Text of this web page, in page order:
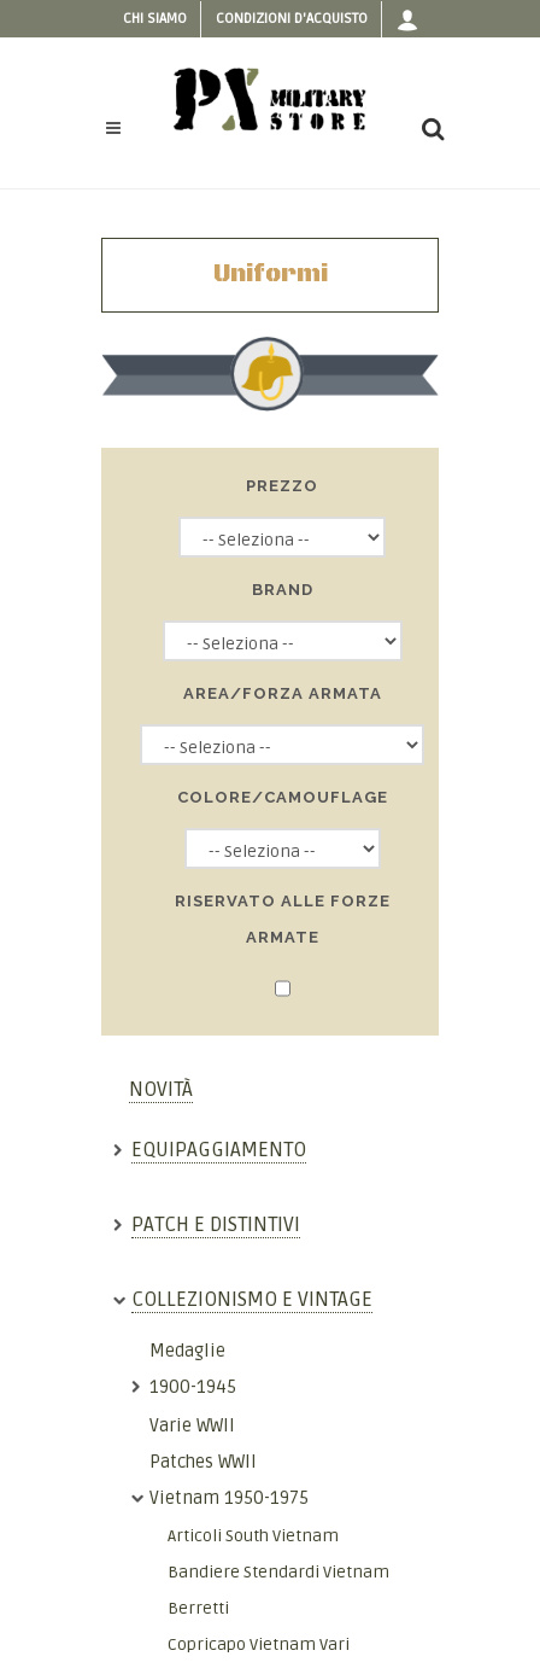
CHI SIAMO CONDIZIONI D'ACQUISTO
Uniformi
PREZZO
BRAND
AREA/FORZA ARMATA
COLORE/CAMOUFLAGE
RISERVATO ALLE FORZE
ARMATE
NOVITÀ
EQUIPAGGIAMENTO
PATCH E DISTINTIVI
COLLEZIONISMO E VINTAGE
Medaglie
1900-1945
Varie WWII
Patches WWII
Vietnam 1950-1975
Articoli South Vietnam
Bandiere Stendardi Vietnam
Berretti
Copricapo Vietnam Vari